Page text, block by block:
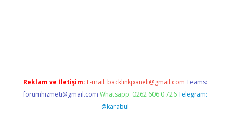
Reklam ve İletişim: E-mail: backlinkpaneli@gmail.com Teams:
forumhizmeti@gmail.com Whatsapp: 0262 606 0 726 Telegram:
@karabul